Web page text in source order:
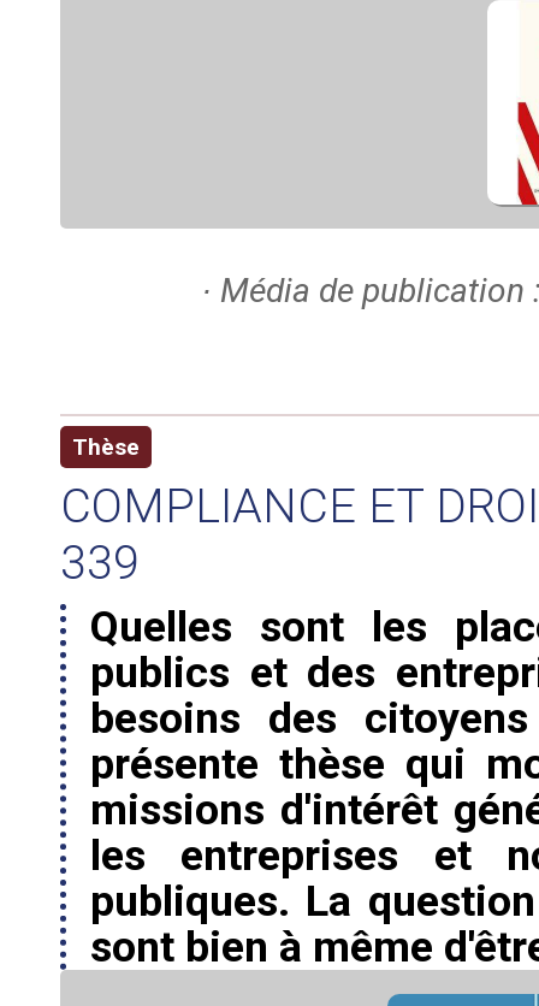
∙ Média de publication
Thèse
COMPLIANCE ET
339
Quelles sont les
publics et des
besoins des
présente thèse qui
missions d'intérêt
les entreprises et
publiques. La
sont bien à même